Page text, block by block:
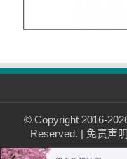
© Copyright 2016-
Reserved. | 免责声明